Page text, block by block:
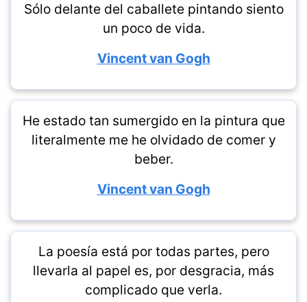
Sólo delante del caballete pintando siento
un poco de vida.
Vincent van Gogh
He estado tan sumergido en la pintura que
literalmente me he olvidado de comer y
beber.
Vincent van Gogh
La poesía está por todas partes, pero
llevarla al papel es, por desgracia, más
complicado que verla.